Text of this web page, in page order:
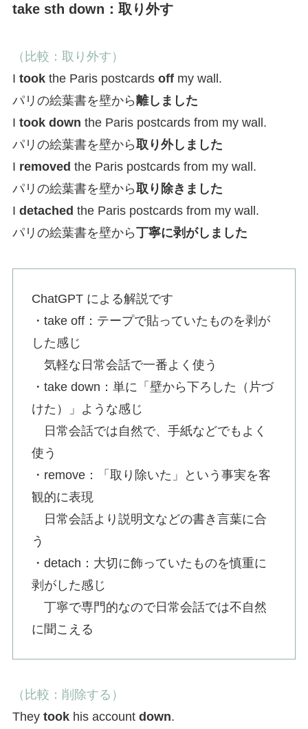
take sth down：取り外す
（比較：取り外す）
I tookthe Paris postcards offmy wall.
パリの絵葉書を壁から離しました
I took down the Paris postcards from my wall.
パリの絵葉書を壁から取り外しました
I removed the Paris postcards from my wall.
パリの絵葉書を壁から取り除きました
I detached the Paris postcards from my wall.
パリの絵葉書を壁から丁寧に剥がしました
ChatGPT による解説です
・take off：テープで貼っていたものを剥が
した感じ
気軽な日常会話で一番よく使う
・take down：単に「壁から下ろした（片づ
けた）」ような感じ
日常会話では自然で、手紙などでもよく
使う
・remove：「取り除いた」という事実を客
観的に表現
日常会話より説明文などの書き言葉に合
う
・detach：大切に飾っていたものを慎重に
剥がした感じ
丁寧で専門的なので日常会話では不自然
に聞こえる
（比較：削除する）
They tookhis account down.